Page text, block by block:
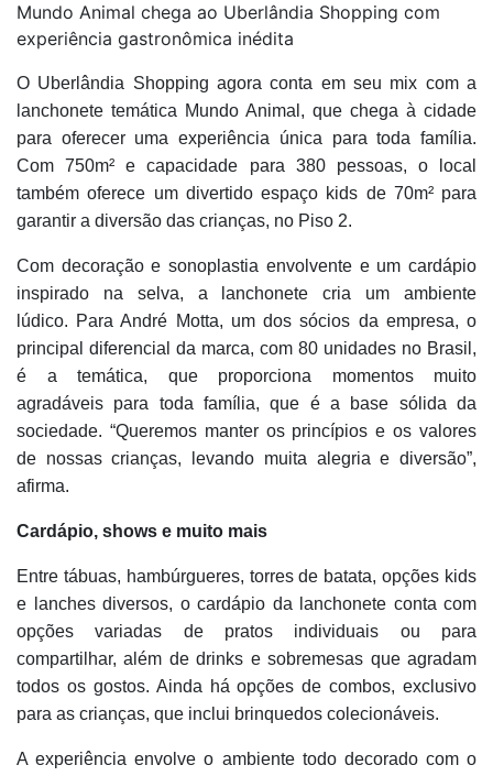
Mundo Animal chega ao Uberlândia Shopping com
experiência gastronômica inédita
O Uberlândia Shopping agora conta em seu mix com a
lanchonete temática Mundo Animal, que chega à cidade
para oferecer uma experiência única para toda família.
Com 750m² e capacidade para 380 pessoas, o local
também oferece um divertido espaço kids de 70m² para
garantir a diversão das crianças, no Piso 2.
Com decoração e sonoplastia envolvente e um cardápio
inspirado na selva, a lanchonete cria um ambiente
lúdico. Para André Motta, um dos sócios da empresa, o
principal diferencial da marca, com 80 unidades no Brasil,
é a temática, que proporciona momentos muito
agradáveis para toda família, que é a base sólida da
sociedade. “Queremos manter os princípios e os valores
de nossas crianças, levando muita alegria e diversão”,
afirma.
Cardápio, shows e muito mais
Entre tábuas, hambúrgueres, torres de batata, opções kids
e lanches diversos, o cardápio da lanchonete conta com
opções variadas de pratos individuais ou para
compartilhar, além de drinks e sobremesas que agradam
todos os gostos. Ainda há opções de combos, exclusivo
para as crianças, que inclui brinquedos colecionáveis.
A experiência envolve o ambiente todo decorado com o